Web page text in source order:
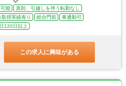
能
原則、引越しを伴う転勤なし
取得実績有り 総合門前
車通勤可
120日以上
この求人に興味がある